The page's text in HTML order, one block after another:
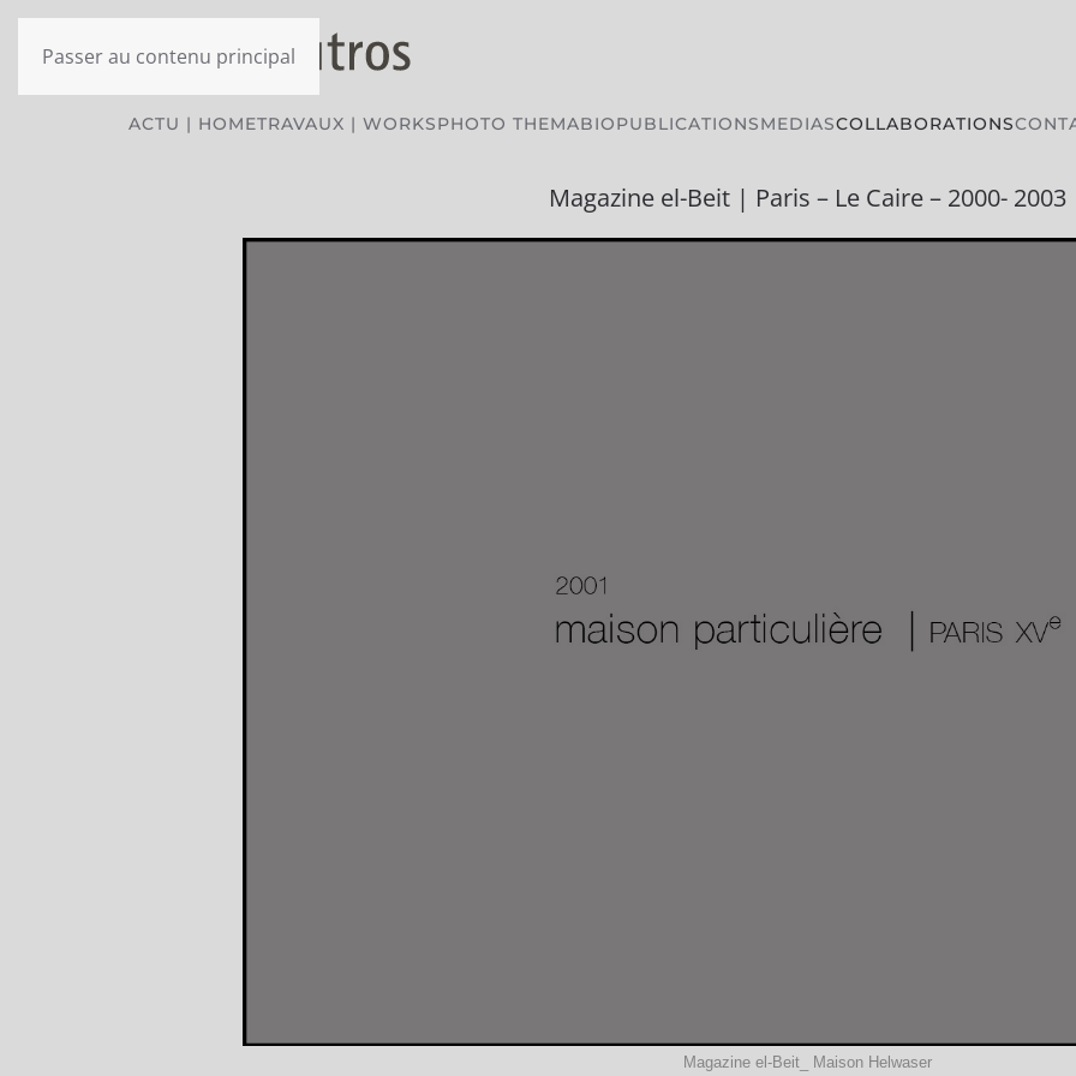
Passer au contenu principal
ACTU | HOMETRAVAUX | WORKSPHOTO THEMABIOPUBLICATIONSMEDIASCOLLABORATIONS
Magazine el-Beit | Paris – Le Caire – 2000- 2003
Magazine el-Beit_ Maison Helwaser